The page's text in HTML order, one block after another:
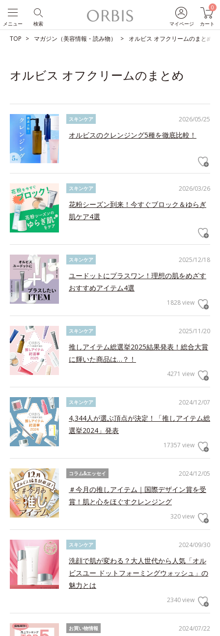
マイページ
0
カート
検索
メニュー
TOP マガジン（美容情報・読み物） オルビス オフクリームのまとめ
オルビス オフクリームのまとめ
2026/05/25
スキンケア
オルビスのクレンジング5種を徹底比較！
2026/03/26
スキンケア
花粉シーズン到来！今すぐブロック＆ゆらぎ
肌ケア4選
2025/12/18
スキンケア
ユードットにプラスワン！理想の肌をめざす
おすすめアイテム4選
1828 view
2025/11/20
スキンケア
推しアイテム総選挙2025結果発表！総合大賞
に輝いた商品は…？！
4271 view
2024/12/07
スキンケア
4,344人が選ぶ頂点が決定！「推しアイテム総
選挙2024」発表
17357 view
2024/12/05
コラム&エッセイ
＃今月の推しアイテム｜国際デザイン賞を受
賞！肌と心をほぐすクレンジング
320 view
2024/09/30
スキンケア
洗顔で肌が変わる？大人世代から人気「オル
ビスユー ドットフォーミングウォッシュ」の
魅力とは
2340 view
2024/07/22
お買い物情報